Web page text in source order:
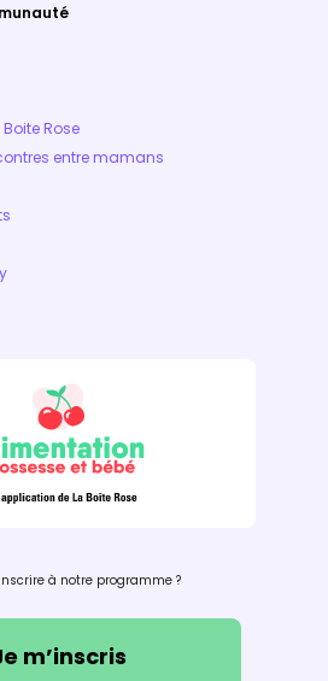
Rose
entre mamans
à notre programme ?
m’inscris